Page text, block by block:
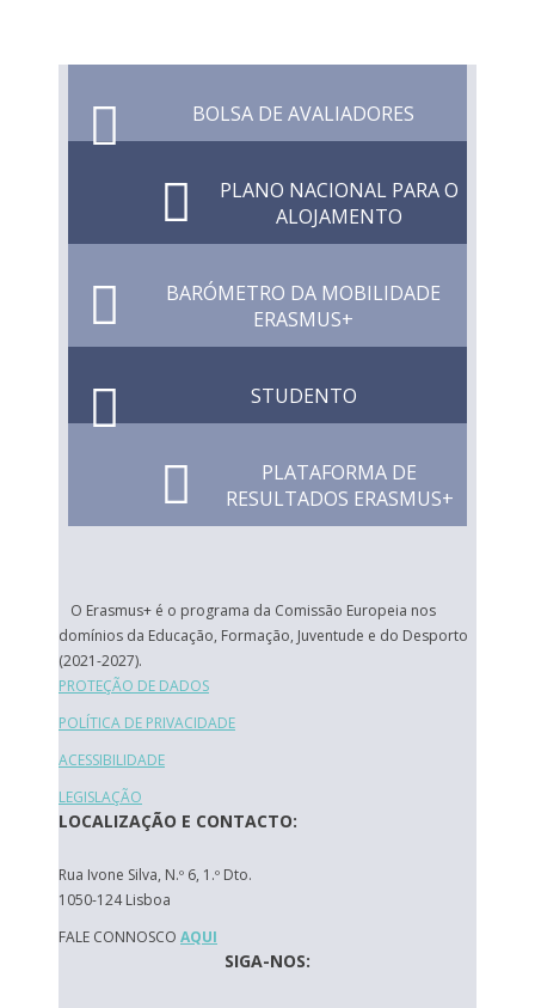
BOLSA DE AVALIADORES
PLANO NACIONAL PARA O
ALOJAMENTO
BARÓMETRO DA MOBILIDADE
ERASMUS+
STUDENTO
PLATAFORMA DE
RESULTADOS ERASMUS+
O Erasmus+ é o programa da Comissão Europeia nos
domínios da Educação, Formação, Juventude e do Desporto
(2021-2027).
PROTEÇÃO DE DADOS
POLÍTICA DE PRIVACIDADE
ACESSIBILIDADE
LEGISLAÇÃO
LOCALIZAÇÃO E CONTACTO:
Rua Ivone Silva, N.º 6, 1.º Dto.
1050-124 Lisboa
FALE CONNOSCO AQUI
SIGA-NOS: